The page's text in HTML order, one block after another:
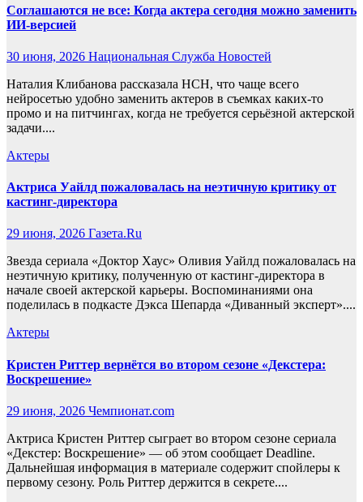
Соглашаются не все: Когда актера сегодня можно заменить
ИИ-версией
30 июня, 2026 Национальная Служба Новостей
Наталия Клибанова рассказала НСН, что чаще всего
нейросетью удобно заменить актеров в съемках каких-то
промо и на питчингах, когда не требуется серьёзной актерской
задачи....
Актеры
Актриса Уайлд пожаловалась на неэтичную критику от
кастинг-директора
29 июня, 2026 Газета.Ru
Звезда сериала «Доктор Хаус» Оливия Уайлд пожаловалась на
неэтичную критику, полученную от кастинг-директора в
начале своей актерской карьеры. Воспоминаниями она
поделилась в подкасте Дэкса Шепарда «Диванный эксперт»....
Актеры
Кристен Риттер вернётся во втором сезоне «Декстера:
Воскрешение»
29 июня, 2026 Чемпионат.com
Актриса Кристен Риттер сыграет во втором сезоне сериала
«Декстер: Воскрешение» — об этом сообщает Deadline.
Дальнейшая информация в материале содержит спойлеры к
первому сезону. Роль Риттер держится в секрете....